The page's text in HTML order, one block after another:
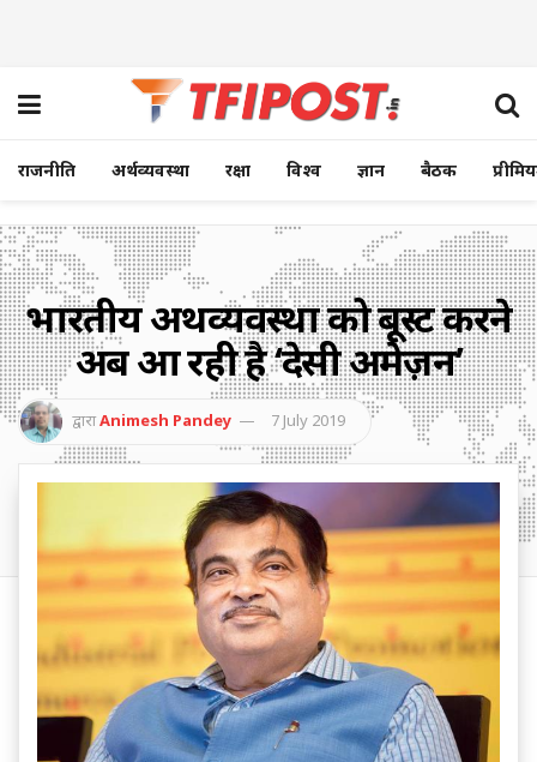
राजनीति अर्थव्यवस्था रक्षा विश्व ज्ञान बैठक
भारतीय अर्थव्यवस्था को बूस्ट करने
अब आ रही है ‘देसी अमेज़न’
द्वाराAnimesh Pandey 7 July 2019